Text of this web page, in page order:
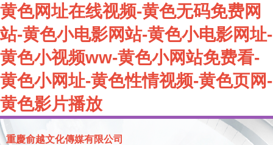
黄色网址在线视频-黄色无码免费网
站-黄色小电影网站-黄色小电影网址-
黄色小视频ww-黄色小网站免费看-
黄色小网址-黄色性情视频-黄色页网-
黄色影片播放
重慶俞越文化傳媒有限公司